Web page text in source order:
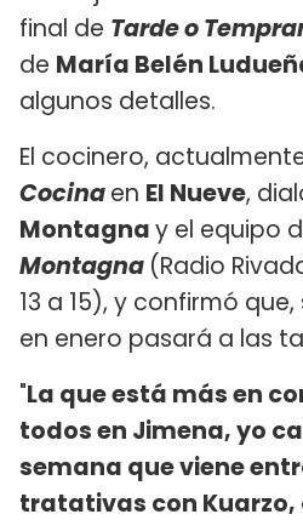
final de Tarde o
de María Belén
algunos detalles.
El cocinero,
Cocinaen El Nueve,
Montagnay el equipo
Montagna (Radio
13 a 15), y confirmó
en enero pasará a las
"La que está más en
todos en Jimena, yo
semana que viene
tratativas con Kuarzo,